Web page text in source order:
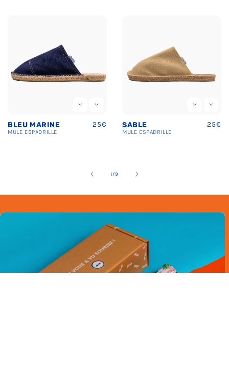
MULE ESPADRILLE
SABLE
Prix
habituel
25€
MULE ESPADRILLE
BEIGE
Prix
25€
2/de
9